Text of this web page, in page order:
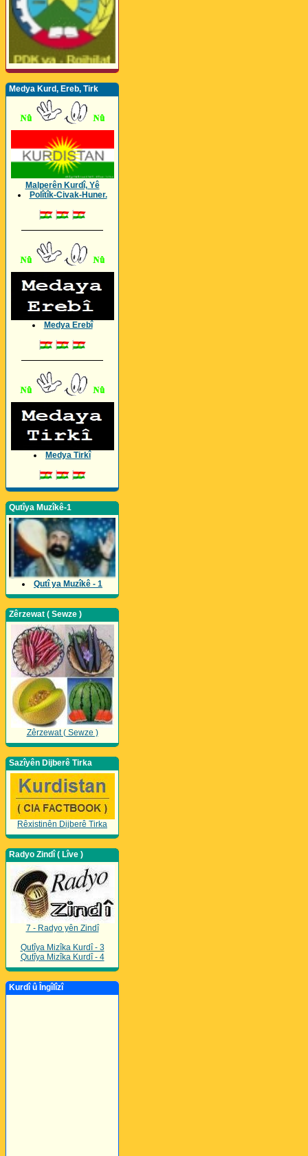
Medya Kurd, Ereb, Tirk
Malperên Kurdî, Yê
Polîtîk-Civak-Huner.
Medya Erebî
Medya Tirkî
Qutîya Muzîkê-1
Qutî ya Muzîkê - 1
Zêrzewat ( Sewze )
Zêrzewat ( Sewze )
Sazîyên Dijberê Tirka
Rêxistinên Dijberê Tirka
Radyo Zindî ( Lîve )
7 - Radyo yên Zindî
Qutîya Mizîka Kurdî - 3
Qutîya Mizîka Kurdî - 4
Kurdî û Îngîlîzî